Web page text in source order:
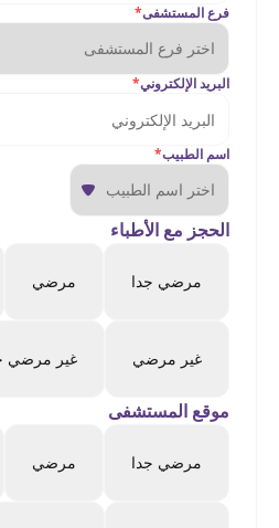
فرع المستشفى*
البريد الإلكتروني*
اسم الطبيب*
الحجز مع الأطباء
مرضي جدا مرضي
غير مرضي غير مرضي
موقع المستشفى
مرضي جدا مرضي